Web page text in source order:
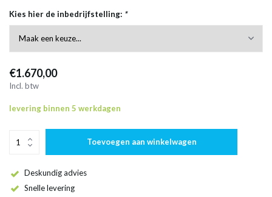
Kies hier de inbedrijfstelling: *
€1.670,00
Incl. btw
levering binnen 5 werkdagen
Toevoegen aan winkelwagen
Deskundig advies
Snelle levering